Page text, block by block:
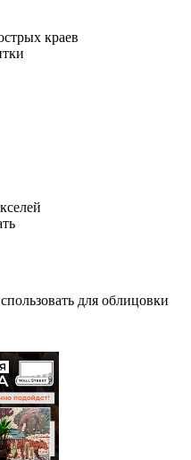
краев
для облицовки